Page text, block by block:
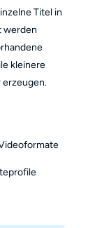
Titel in
werden
kleinere
erzeugen.